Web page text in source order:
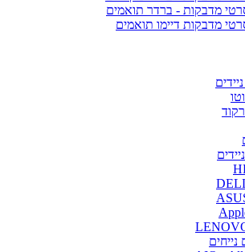
מדבקות - ברדר תואמים
מדבקות דיימו תואמים